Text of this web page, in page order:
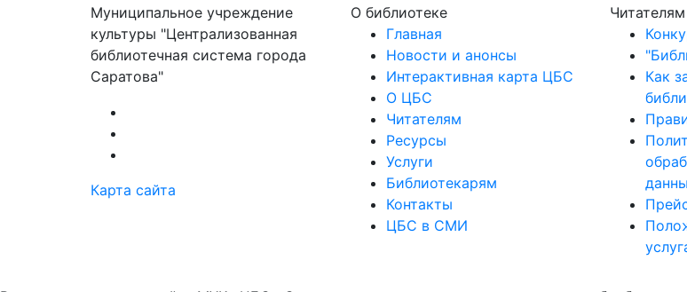
Муниципальное учреждение
культуры "Централизованная
библиотечная система города
Саратова"
Карта сайта
О библиотеке
Главная
Новости и анонсы
Интерактивная карта ЦБС
О ЦБС
Читателям
Ресурсы
Услуги
Библиотекарям
Контакты
ЦБС в СМИ
Читателям
Как